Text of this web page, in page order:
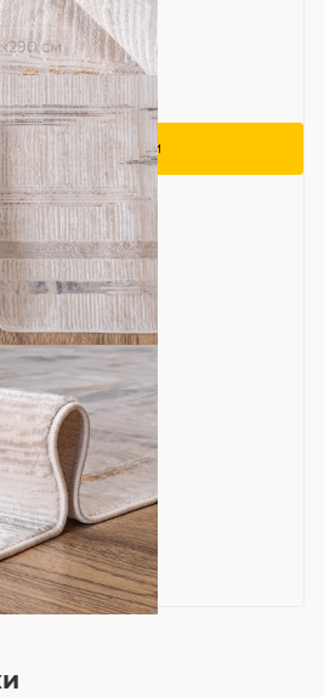
см
о поступлении
— бесплатно